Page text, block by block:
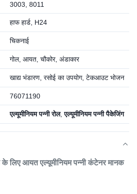
3003, 8011
हाफ हार्ड, H24
चिकनाई
गोल, आयत, चौकोर, अंडाकार
खाद्य भंडारण, रसोई का उपयोग, टेकआउट भोजन
76071190
एल्यूमीनियम पन्नी रोल,एल्यूमीनियम पन्नी पैकेजिंग
आयत एल्यूमीनियम पन्नी कंटेनर मानक